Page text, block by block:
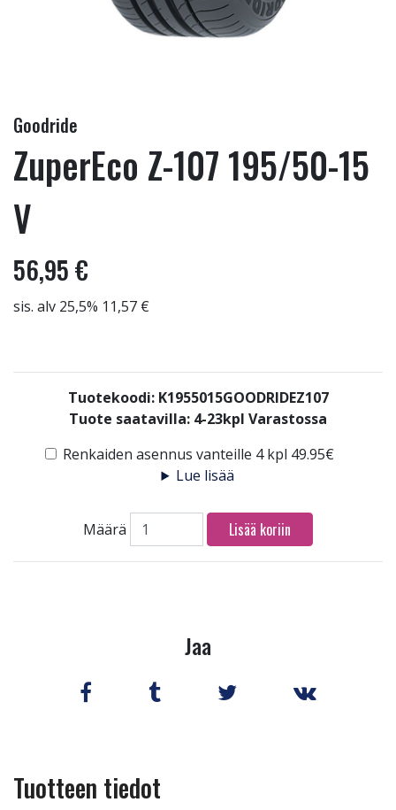
Goodride
ZuperEco Z-107 195/50-15
V
56,95 €
sis. alv 25,5% 11,57 €
Tuotekoodi: K1955015GOODRIDEZ107
Tuote saatavilla: 4-23kpl Varastossa
Renkaiden asennus vanteille 4 kpl 49.95€
Lue lisää
Määrä Lisää koriin
Jaa
Tuotteen tiedot